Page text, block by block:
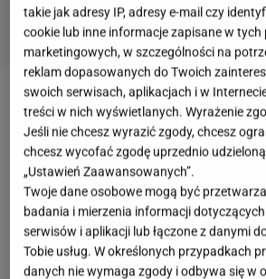
Kto nie lubifrytek, tych złocistych,
zewnątrz i miękkich w środku? To
które potrafi poprawić humor
szary dzień. Nic dziwnego, że są
całym świecie, a ich zapach od
czymś pysznym i domowym.
smaży się je w głębokim oleju,
takie jak adresy IP, adresy e-mail czy
cookie lub inne informacje zapisane w tych
marketingowych, w szczególności na
reklam dopasowanych do Twoich
swoich serwisach, aplikacjach i w
treści w nich wyświetlanych. Wyrażenie
Jeśli nie chcesz wyrazić zgody, chcesz
chcesz wycofać zgodę uprzednio
„Ustawień Zaawansowanych”.
Twoje dane osobowe mogą być
badania i mierzenia informacji
serwisów i aplikacji lub łączone z danymi
Tobie usług. W określonych przypadkach
danych nie wymaga zgody i odbywa się w